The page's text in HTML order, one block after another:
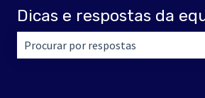
Dicas e respostas da